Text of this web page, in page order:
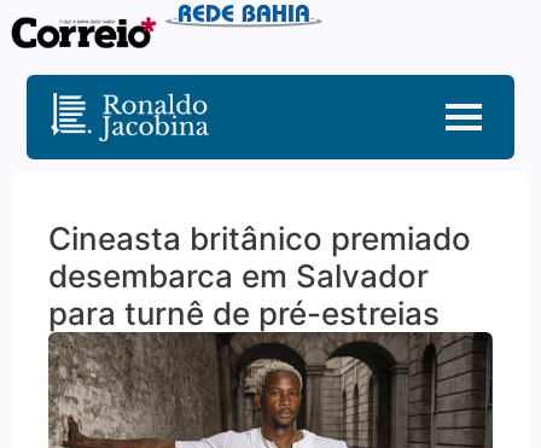
Cineasta britânico premiado
desembarca em Salvador
para turnê de pré-estreias